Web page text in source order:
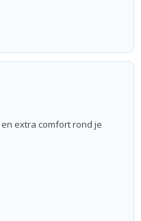
extra comfort rond je